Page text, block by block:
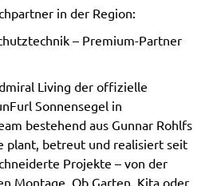
in der Region:
– Premium-Partner
Living der offizielle
Sonnensegel in
bestehend aus Gunnar Rohlfs
plant, betreut und realisiert seit
Projekte – von der
Montage. Ob Garten, Kita oder